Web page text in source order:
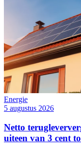
Energie
5 augustus 2026
Netto
uiteen van 3 cent